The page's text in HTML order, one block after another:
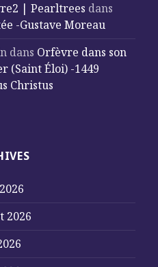
| Pearltrees dans
-Gustave Moreau
dans Orfèvre dans son
(Saint Éloi) -1449
Christus
2026